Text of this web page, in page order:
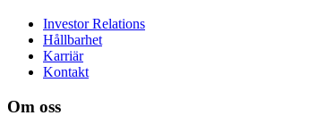
Investor Relations
Hållbarhet
Karriär
Kontakt
Om oss